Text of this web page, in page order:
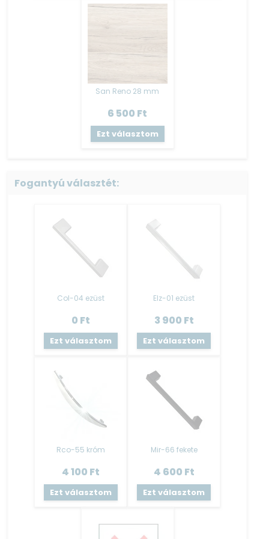
Bútorlap oldalvázú – fém fiókcsúszóval szerelt
Hagyományos köldökcsapos (fatipli) szerkezeti
Hátfal: 3 mm HDF lemez – tűző kapoccsal rögzítve.
Polcok fém polctartókkal vannak szerelve.
rögzítéshez!
A szekrénytesttel egybefüggő rész, melynek kialakítása a
vázzal történő folytatólagosság.
Ez a típusú lábazat elemenként fixen
rögzített, állíthatósága nem megoldható.
Mosogató tálca:
A kiegészítőknél lehetséges kiválasztani!
Kiváló minőségű gyártótól származó rozsdamentes
A mosogató tálca tartozéka a szifon- lefolyóval.
LED világítás:
Az alapár nem tartalmazza a LED világítást!
RGB LED szalag, 5 m hosszúságban, öntapadós kivitelben.
Szín : Színes és Fehér
Fehér led nem tartalmaz távirányítót.
segítségét kérni!
Az alapár nem tartalmazza a vízzárót illetve a vízzáró
San Reno 28 mm
6 500 Ft
Ezt választom
Fogantyú választét:
Col-04 ezüst
0 Ft
Ezt választom
Elz-01 ezüst
3 900 Ft
Ezt választom
Rco-55 króm
4 100 Ft
Ezt választom
Mir-66 fekete
4 600 Ft
Ezt választom